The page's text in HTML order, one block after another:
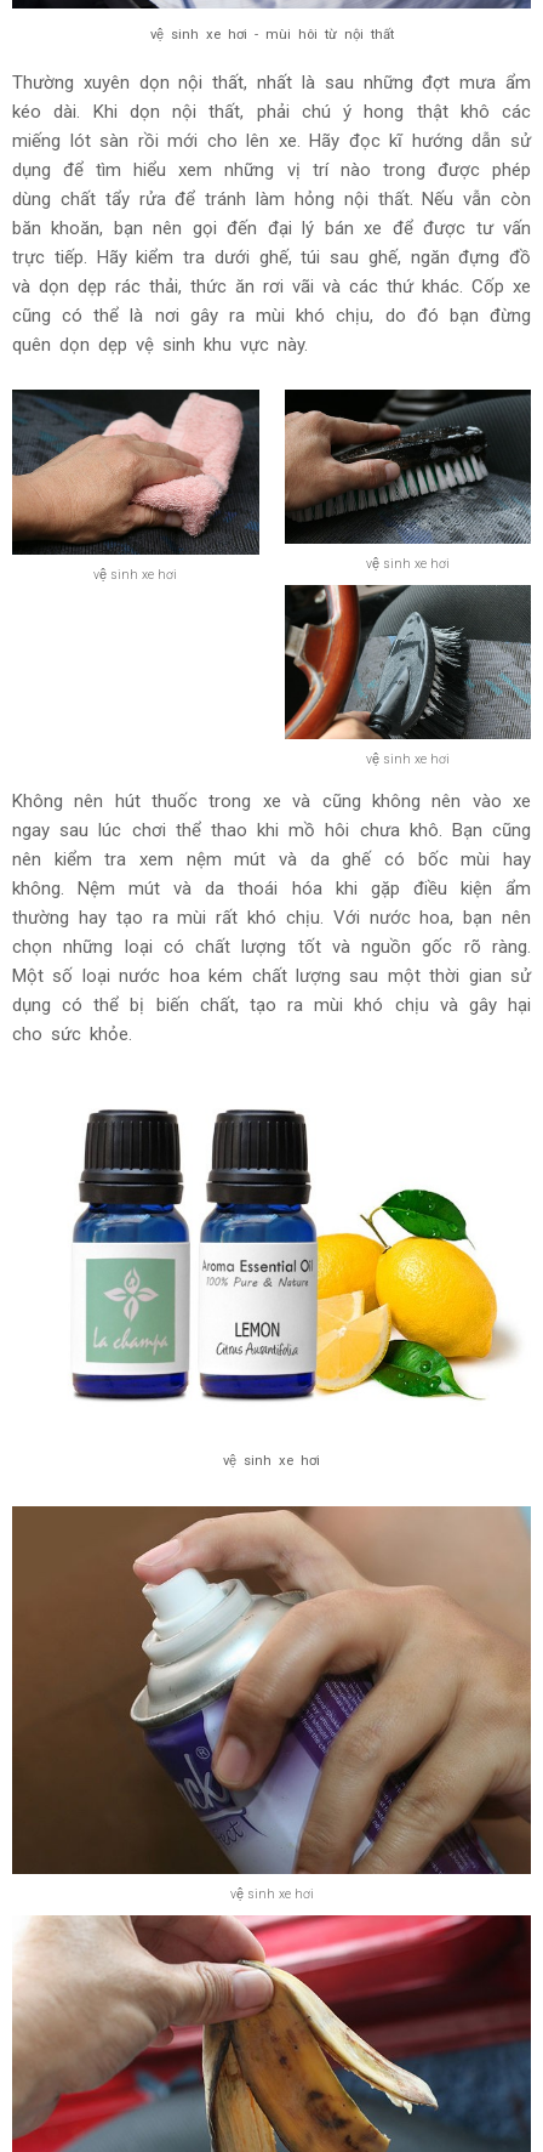
vệ sinh xe hơi - mùi hôi từ nội thất
Thường xuyên dọn nội thất, nhất là sau những đợt mưa ẩm
kéo dài. Khi dọn nội thất, phải chú ý hong thật khô các
miếng lót sàn rồi mới cho lên xe. Hãy đọc kĩ hướng dẫn sử
dụng để tìm hiểu xem những vị trí nào trong được phép
dùng chất tẩy rửa để tránh làm hỏng nội thất. Nếu vẫn còn
băn khoăn, bạn nên gọi đến đại lý bán xe để được tư vấn
trực tiếp. Hãy kiểm tra dưới ghế, túi sau ghế, ngăn đựng đồ
và dọn dẹp rác thải, thức ăn rơi vãi và các thứ khác. Cốp xe
cũng có thể là nơi gây ra mùi khó chịu, do đó bạn đừng
quên dọn dẹp vệ sinh khu vực này.
vệ sinh xe hơi
vệ sinh xe hơi
vệ sinh xe hơi
Không nên hút thuốc trong xe và cũng không nên vào xe
ngay sau lúc chơi thể thao khi mồ hôi chưa khô. Bạn cũng
nên kiểm tra xem nệm mút và da ghế có bốc mùi hay
không. Nệm mút và da thoái hóa khi gặp điều kiện ẩm
thường hay tạo ra mùi rất khó chịu. Với nước hoa, bạn nên
chọn những loại có chất lượng tốt và nguồn gốc rõ ràng.
Một số loại nước hoa kém chất lượng sau một thời gian sử
dụng có thể bị biến chất, tạo ra mùi khó chịu và gây hại
cho sức khỏe.
vệ sinh xe hơi
vệ sinh xe hơi